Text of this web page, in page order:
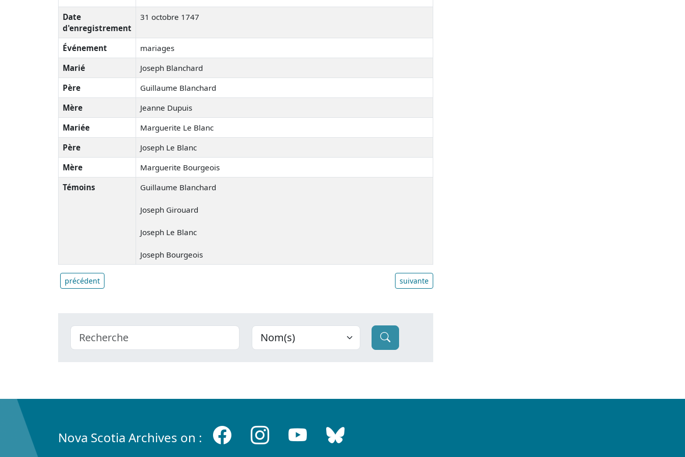
Date
d'enregistrement
31 octobre 1747
Événement
mariages
Marié
Joseph Blanchard
Père
Guillaume Blanchard
Mère
Jeanne Dupuis
Mariée
Marguerite Le Blanc
Père
Joseph Le Blanc
Mère
Marguerite Bourgeois
Témoins
Guillaume Blanchard
Joseph Girouard
Joseph Le Blanc
Joseph Bourgeois
précédent suivante
Nova Scotia Archives on :